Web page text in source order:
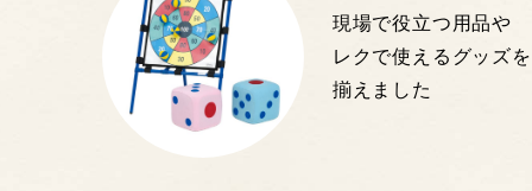
現場で役立つ用品や
レクで使えるグッズを
揃えました